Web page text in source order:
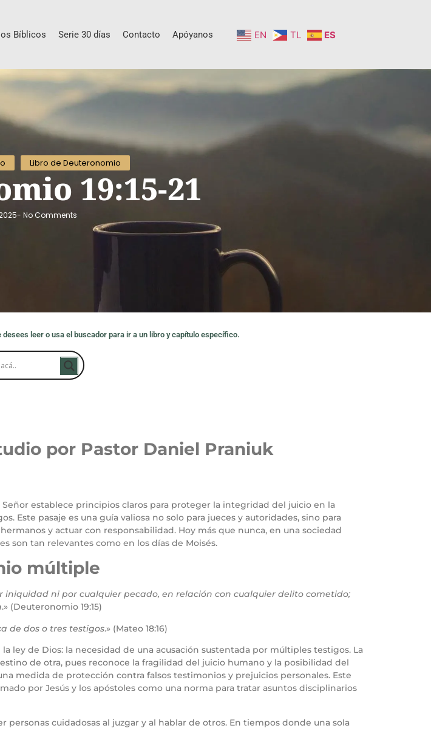
Bíblicos Serie 30 días Contacto Apóyanos EN TL ES
Libro de Deuteronomio
19:15-21
- No Comments
leer o usa el buscador para ir a un libro y capítulo específico.
por Pastor Daniel Praniuk
Señor establece principios claros para proteger la integridad del juicio en la
Este pasaje es una guía valiosa no solo para jueces y autoridades, sino para
y actuar con responsabilidad. Hoy más que nunca, en una sociedad
son tan relevantes como en los días de Moisés.
múltiple
ni por cualquier pecado, en relación con cualquier delito cometido;
.» (Deuteronomio 19:15)
de dos o tres testigos.» (Mateo 18:16)
ley de Dios: la necesidad de una acusación sustentada por múltiples testigos. La
de otra, pues reconoce la fragilidad del juicio humano y la posibilidad del
medida de protección contra falsos testimonios y prejuicios personales. Este
por Jesús y los apóstoles como una norma para tratar asuntos disciplinarios
personas cuidadosas al juzgar y al hablar de otros. En tiempos donde una sola